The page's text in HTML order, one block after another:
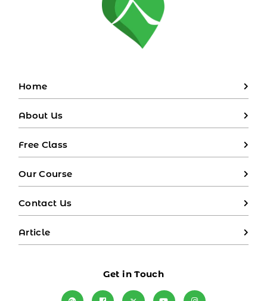
Home
About Us
Free Class
Our Course
Contact Us
Article
Get in Touch